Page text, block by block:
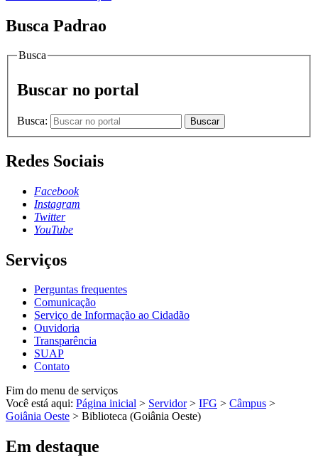
Busca Padrao
Busca
Buscar no portal
Busca: Buscar
Redes Sociais
Facebook
Instagram
Twitter
YouTube
Serviços
Perguntas frequentes
Comunicação
Serviço de Informação ao Cidadão
Ouvidoria
Transparência
SUAP
Contato
Fim do menu de serviços
Você está aqui: Página inicial > Servidor > IFG > Câmpus >
Goiânia Oeste > Biblioteca (Goiânia Oeste)
Em destaque